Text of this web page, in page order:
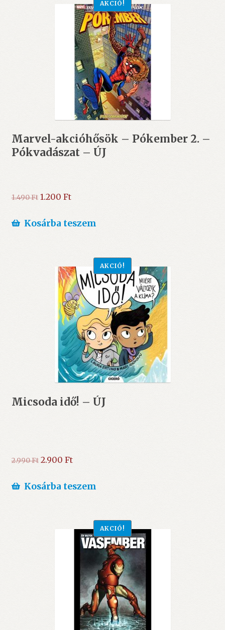
Marvel-akcióhősök – Pókember 2. –
Pókvadászat – ÚJ
AKCIÓ!
1.490Ft Original
was:
1.200 FtCurrent
is:
Kosárba teszem
Micsoda idő! – ÚJ
AKCIÓ!
2.990Ft Original
was:
2.900 FtCurrent
is:
Kosárba teszem
AKCIÓ!